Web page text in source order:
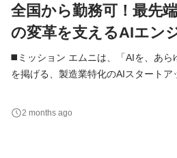
全国から勤務可！最先
の変革を支えるAIエン
◼️ミッション エムニは、「AIを、あら
を掲げる、製造業特化のAIスタートア
業の業務課題を解決するAIシステムの
ます。 PoCだけでなく、実際の現場
2 months ago